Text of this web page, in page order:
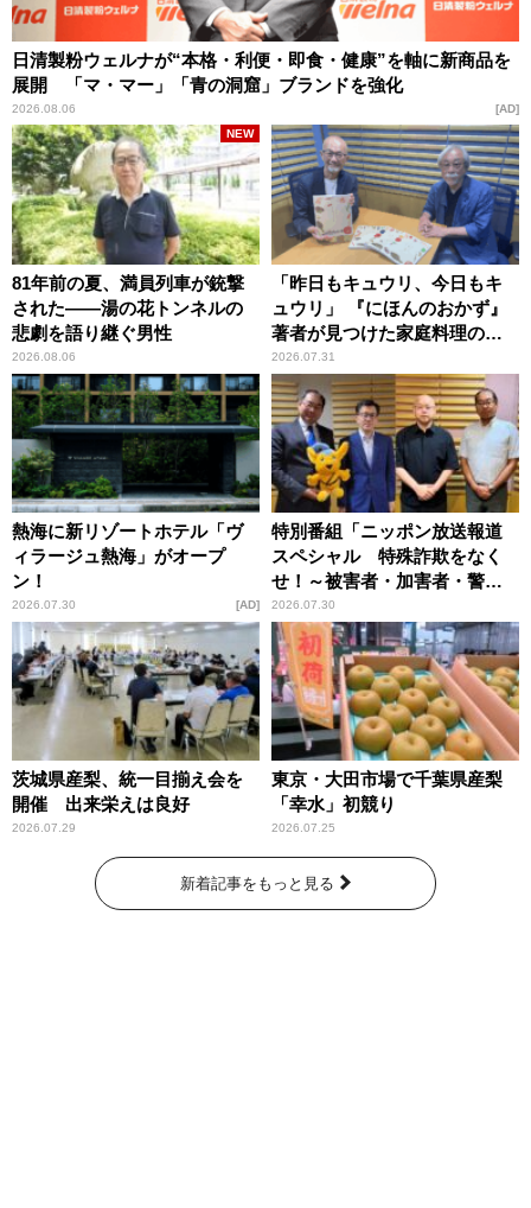
日清製粉ウェルナが“本格・利便・即食・健康”を軸に新商品を
展開 「マ・マー」「青の洞窟」ブランドを強化
2026.08.06 AD
81年前の夏、満員列車が銃撃
された――湯の花トンネルの
悲劇を語り継ぐ男性
2026.08.06
NEW
「昨日もキュウリ、今日もキ
ュウリ」 『にほんのおかず』
著者が見つけた家庭料理の知
恵
2026.07.31
熱海に新リゾートホテル「ヴ
ィラージュ熱海」がオープ
ン！
2026.07.30 AD
特別番組「ニッポン放送報道
スペシャル 特殊詐欺をなく
せ！～被害者・加害者・警視
庁が語るトクリュウの実態
～」放送
2026.07.30
茨城県産梨、統一目揃え会を
開催 出来栄えは良好
2026.07.29
東京・大田市場で千葉県産梨
「幸水」初競り
2026.07.25
新着記事をもっと見る